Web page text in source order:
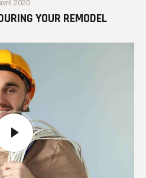
2020
YOUR REMODEL